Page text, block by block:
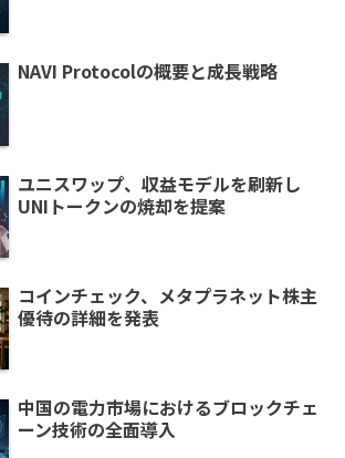
NAVI Protocolの概要と成長戦略
ユニスワップ、収益モデルを刷新し
UNIトークンの焼却を提案
コインチェック、メタプラネット株主
優待の詳細を発表
中国の電力市場におけるブロックチェ
ーン技術の全面導入